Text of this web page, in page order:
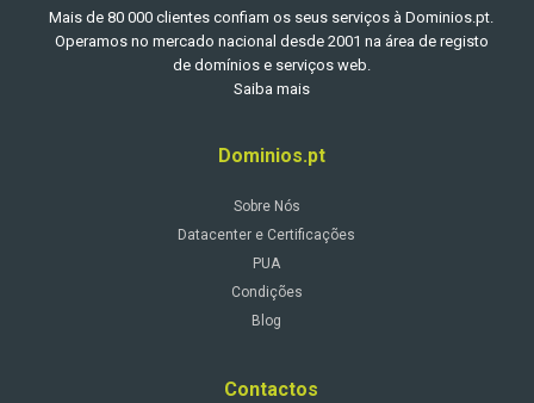
Mais de 80 000 clientes confiam os seus serviços à Dominios.pt.
Operamos no mercado nacional desde 2001 na área de registo
de domínios e serviços web.
Saiba mais
Dominios.pt
Sobre Nós
Datacenter e Certificações
PUA
Condições
Blog
Contactos